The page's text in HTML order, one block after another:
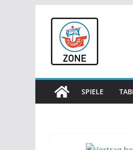
springen
SPIELE